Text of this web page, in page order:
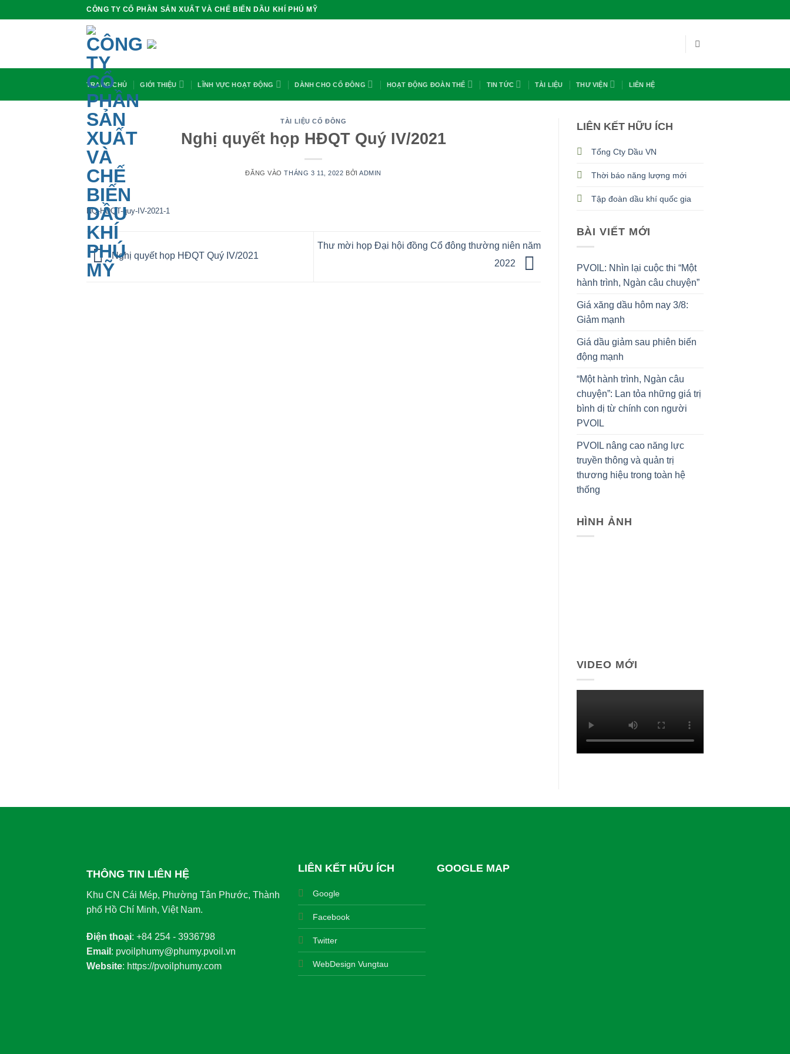
qua
CÔNG TY CỔ PHẦN SẢN XUẤT VÀ CHẾ BIẾN DẦU KHÍ PHÚ MỸ
TRANG CHỦ GIỚI THIỆU LĨNH VỰC HOẠT ĐỘNG DÀNH CHO CỔ ĐÔNG HOẠT ĐỘNG ĐOÀN THỂ TIN TỨC TÀI LIỆU THƯ VIỆN LIÊN HỆ
TÀI LIỆU CỔ ĐÔNG
Nghị quyết họp HĐQT Quý IV/2021
ĐĂNG VÀOTHÁNG 3 11, 2022 BỞIADMIN
NQ-HDQT-quy-IV-2021-1
Nghị quyết họp HĐQT Quý IV/2021
Thư mời họp Đại hội đồng Cổ đông thường niên năm
2022
LIÊN KẾT HỮU ÍCH
Tổng Cty Dầu VN
Thời báo năng lượng mới
Tập đoàn dầu khí quốc gia
BÀI VIẾT MỚI
PVOIL: Nhìn lại cuộc thi “Một
hành trình, Ngàn câu chuyện”
Giá xăng dầu hôm nay 3/8:
Giảm mạnh
Giá dầu giảm sau phiên biến
động mạnh
“Một hành trình, Ngàn câu
chuyện”: Lan tỏa những giá trị
bình dị từ chính con người
PVOIL
PVOIL nâng cao năng lực
truyền thông và quản trị
thương hiệu trong toàn hệ
thống
HÌNH ẢNH
VIDEO MỚI
THÔNG TIN LIÊN HỆ
Khu CN Cái Mép, Phường Tân Phước, Thành
phố Hồ Chí Minh, Việt Nam.
Điện thoại: +84 254 - 3936798
Email : pvoilphumy@phumy.pvoil.vn
Website: https://pvoilphumy.com
LIÊN KẾT HỮU ÍCH
Google
Facebook
Twitter
WebDesign Vungtau
GOOGLE MAP